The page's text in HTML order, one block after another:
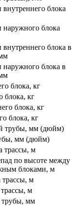
блока
наружного блока
блока в
наружного блока в
блока, кг
блока, кг
блока, кг
блока, кг
трубы, мм (дюйм)
мм (дюйм)
трассы, м
по высоте между
блоками, м
м
м
трубы, мм